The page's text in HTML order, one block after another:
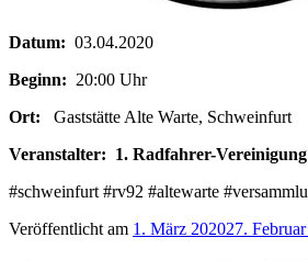
Datum: 03.04.2020
Beginn: 20:00 Uhr
Ort: Gaststätte Alte Warte, Schweinfurt
Veranstalter: 1. Radfahrer-
#schweinfurt #rv92 #altewarte
Veröffentlicht am 1. März 202027.